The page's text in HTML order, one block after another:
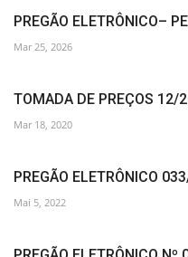
PREGÃO ELETRÔNICO–
Mar 25, 2026
TOMADA DE PREÇOS 12/
Mar 18, 2020
PREGÃO ELETRÔNICO
Mai 5, 2022